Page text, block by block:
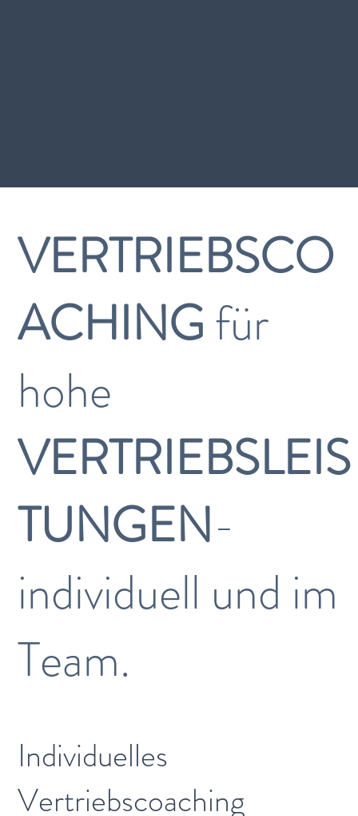
VERTRIEBSCO
ACHINGfür
hohe
VERTRIEBSLEIS
TUNGEN-
individuell und im
Team.
Individuelles
Vertriebscoaching